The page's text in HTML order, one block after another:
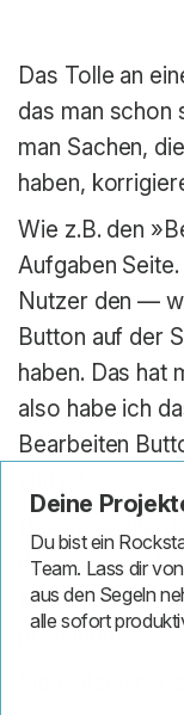
Das Tolle an
das man schon
man Sachen,
haben,
Wie z.B. den
Aufgaben
Nutzer den —
Button auf der
haben. Das hat
also habe ich
Bearbeiten
den anderen
Meinung nach
prominent.
Sie einfach nur
Deine
Du bist ein
Team. Lass dir
aus den Segeln
alle sofort